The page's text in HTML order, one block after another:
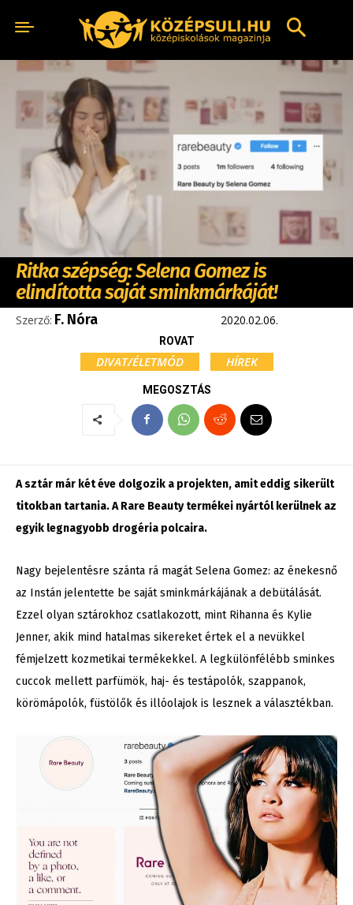
Ritka szépség: Selena Gomez is
elindította saját sminkmárkáját!
Szerző: F. Nóra 2020.02.06.
ROVAT
DIVAT/ÉLETMÓD HÍREK
MEGOSZTÁS
A sztár már két éve dolgozik a projekten, amit eddig sikerült
titokban tartania. A Rare Beauty termékei nyártól kerülnek az
egyik legnagyobb drogéria polcaira.
Nagy bejelentésre szánta rá magát Selena Gomez: az énekesnő
az Instán jelentette be saját sminkmárkájának a debütálását.
Ezzel olyan sztárokhoz csatlakozott, mint Rihanna és Kylie
Jenner, akik mind hatalmas sikereket értek el a nevükkel
fémjelzett kozmetikai termékekkel. A legkülönfélébb sminkes
cuccok mellett parfümök, haj- és testápolók, szappanok,
körömápolók, füstölők és illóolajok is lesznek a választékban.